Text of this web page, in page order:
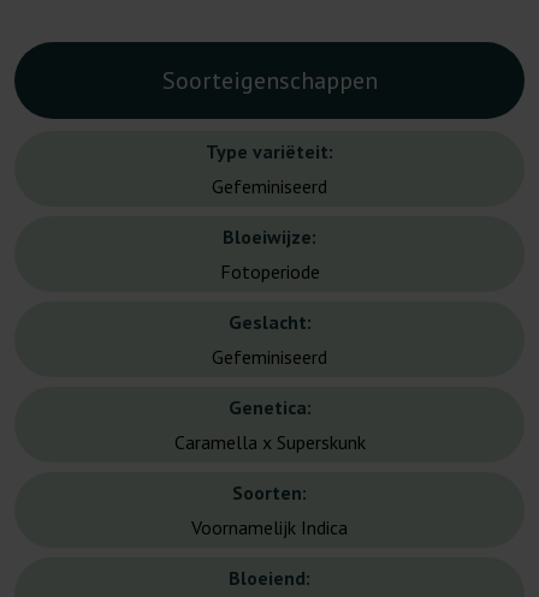
Soorteigenschappen
Type variëteit:
Gefeminiseerd
Bloeiwijze:
Fotoperiode
Geslacht:
Gefeminiseerd
Genetica:
Caramella x Superskunk
Soorten:
Voornamelijk Indica
Bloeiend: